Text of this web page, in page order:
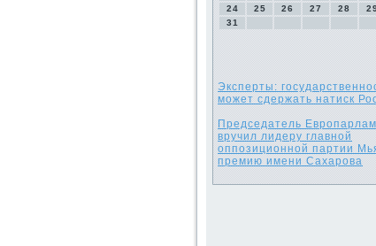
24
25 26 27 28
31
Эксперты:
может сдержать натиск
Председатель
вручил лидеру главной
оппозиционной партии
премию имени Сахарова